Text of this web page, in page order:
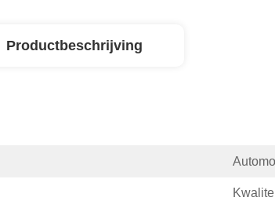
Productbeschrijving